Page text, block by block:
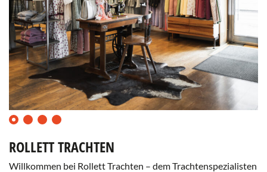
0 1 2 3
ROLLETT TRACHTEN
Willkommen bei Rollett Trachten – dem Trachtenspezialisten